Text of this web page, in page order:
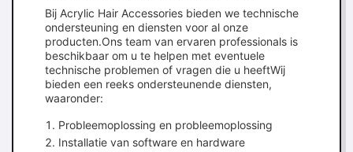
Bij Acrylic Hair Accessories bieden we technische
ondersteuning en diensten voor al onze
producten.Ons team van ervaren professionals is
beschikbaar om u te helpen met eventuele
technische problemen of vragen die u heeftWij
bieden een reeks ondersteunende diensten,
waaronder:
Probleemoplossing en probleemoplossing
Installatie van software en hardware